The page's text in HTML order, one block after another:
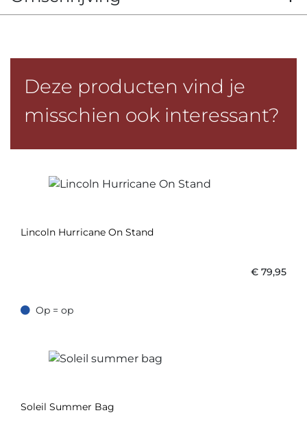
Deze producten vind je
misschien ook interessant?
Lincoln Hurricane On Stand
€ 79,95
Op = op
Op = op
Soleil Summer Bag